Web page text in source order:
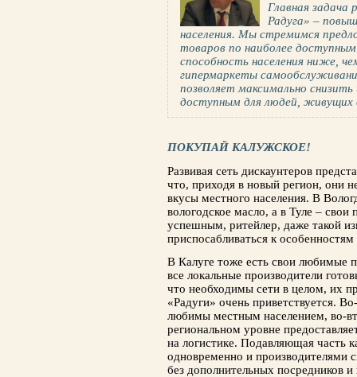
Главная задача
Радуга» –
населения. Мы стремимся
товаров по наиболее
способность населения ниже,
гипермаркеты
позволяет максимально
доступным для людей, живущих
ПОКУПАЙ КАЛУЖСКОЕ!
Развивая сеть дискаунтеров
что, приходя в новый регион, они
вкусы местного населения. В
вологодское масло, а в Туле –
успешным, ритейлер, даже такой
приспосабливаться к особенностям
В Калуге тоже есть свои любимые
все локальные производители
что необходимы сети в целом, их
«Радуги» очень приветствуется.
любимы местным населением, во-
региональном уровне
на логистике. Подавляющая часть
одновременно и производителями
без дополнительных посредников